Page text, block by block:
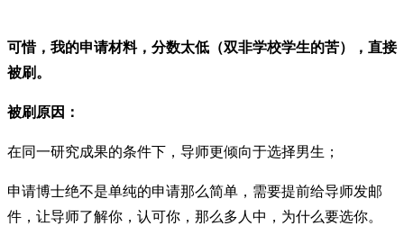
可惜，我的申请材料，分数太低（双非学校学生的苦），直接
被刷。
被刷原因：
在同一研究成果的条件下，导师更倾向于选择男生；
申请博士绝不是单纯的申请那么简单，需要提前给导师发邮
件，让导师了解你，认可你，那么多人中，为什么要选你。